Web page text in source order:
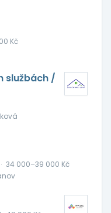
Kč
službách /
· 34 000–39 000 Kč